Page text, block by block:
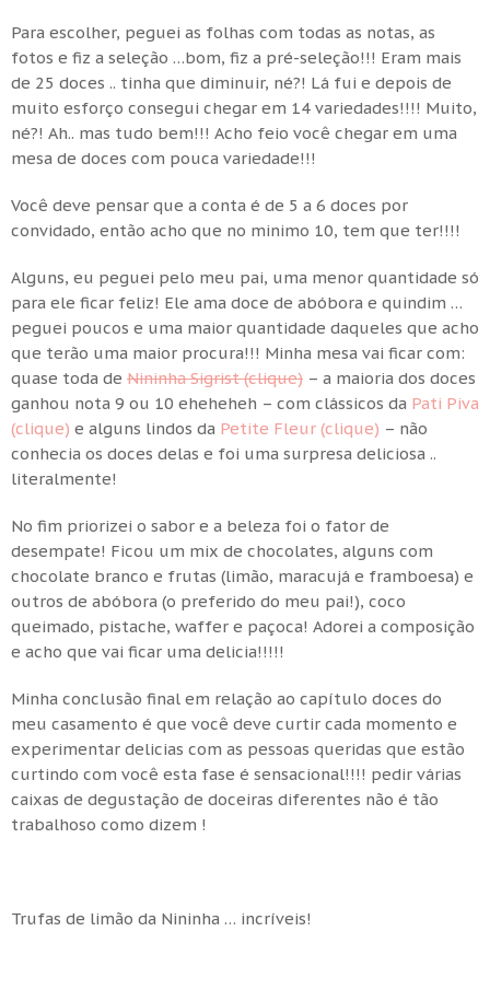
Para escolher, peguei as folhas com todas as notas, as
fotos e fiz a seleção …bom, fiz a pré-seleção!!! Eram mais
de 25 doces .. tinha que diminuir, né?! Lá fui e depois de
muito esforço consegui chegar em 14 variedades!!!! Muito,
né?! Ah.. mas tudo bem!!! Acho feio você chegar em uma
mesa de doces com pouca variedade!!!
Você deve pensar que a conta é de 5 a 6 doces por
convidado, então acho que no minimo 10, tem que ter!!!!
Alguns, eu peguei pelo meu pai, uma menor quantidade só
para ele ficar feliz! Ele ama doce de abóbora e quindim …
peguei poucos e uma maior quantidade daqueles que acho
que terão uma maior procura!!! Minha mesa vai ficar com:
quase toda de Nininha Sigrist (clique) – a maioria dos doces
ganhou nota 9 ou 10 eheheheh – com clássicos da Pati Piva
(clique) e alguns lindos da Petite Fleur (clique) – não
conhecia os doces delas e foi uma surpresa deliciosa ..
literalmente!
No fim priorizei o sabor e a beleza foi o fator de
desempate! Ficou um mix de chocolates, alguns com
chocolate branco e frutas (limão, maracujá e framboesa) e
outros de abóbora (o preferido do meu pai!), coco
queimado, pistache, waffer e paçoca! Adorei a composição
e acho que vai ficar uma delicia!!!!!
Minha conclusão final em relação ao capítulo doces do
meu casamento é que você deve curtir cada momento e
experimentar delicias com as pessoas queridas que estão
curtindo com você esta fase é sensacional!!!! pedir várias
caixas de degustação de doceiras diferentes não é tão
trabalhoso como dizem !
Trufas de limão da Nininha … incríveis!